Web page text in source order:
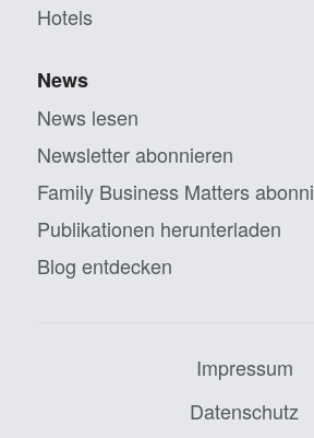
Hotels
News
News lesen
Newsletter abonnieren
Family Business Matters
Publikationen herunterladen
Blog entdecken
Impressum
Datenschutz